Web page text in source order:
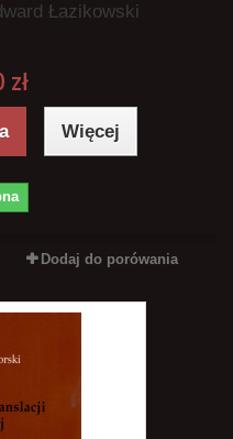
Łazikowski
zł
Więcej
Dodaj do porówania